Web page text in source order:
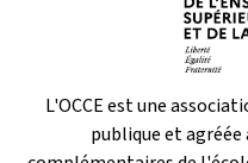
L'OCCE est une
publique et